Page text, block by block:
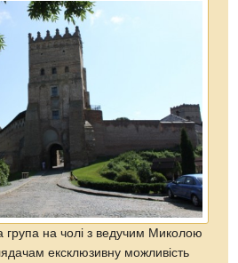
група на чолі з ведучим Миколою
ексклюзивну можливість